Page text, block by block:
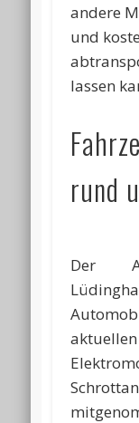
andere
und
lassen
rund
Der